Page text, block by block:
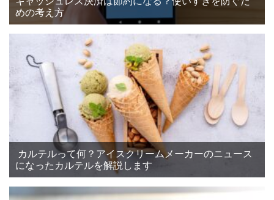
めの考え方
カルテルって何？アイスクリームメーカーのニュース
になったカルテルを解説します